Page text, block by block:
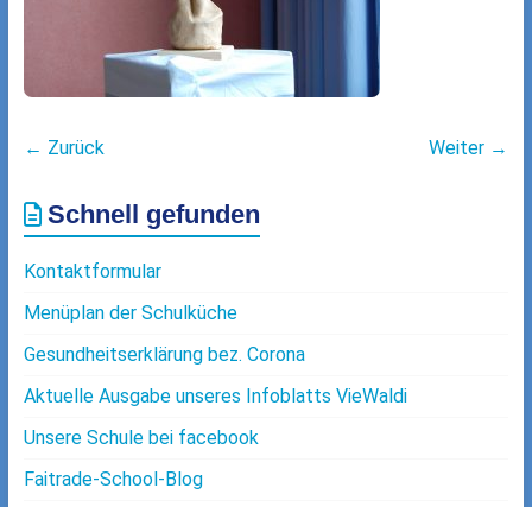
← Zurück Weiter →
Schnell gefunden
Kontaktformular
Menüplan der Schulküche
Gesundheitserklärung bez. Corona
Aktuelle Ausgabe unseres Infoblatts VieWaldi
Unsere Schule bei facebook
Faitrade-School-Blog